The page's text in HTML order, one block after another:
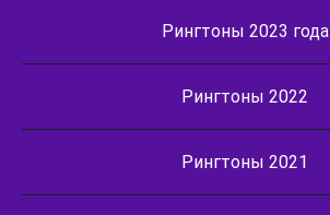
Рингтоны 2023 года
Рингтоны 2022
Рингтоны 2021